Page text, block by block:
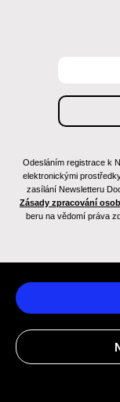
Odesláním registrace k
elektronickými
zasílání Newsletteru
Zásady zpracování
beru na vědomí práva